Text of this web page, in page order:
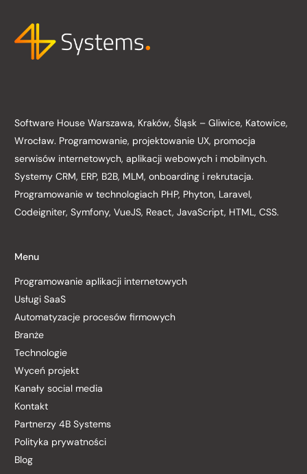
Software House Warszawa, Kraków, Śląsk – Gliwice, Katowice,
Wrocław. Programowanie, projektowanie UX, promocja
serwisów internetowych, aplikacji webowych i mobilnych.
Systemy CRM, ERP, B2B, MLM, onboarding i rekrutacja.
Programowanie w technologiach PHP, Phyton, Laravel,
Codeigniter, Symfony, VueJS, React, JavaScript, HTML, CSS.
Menu
Programowanie aplikacji internetowych
Usługi SaaS
Automatyzacje procesów firmowych
Branże
Technologie
Wyceń projekt
Kanały social media
Kontakt
Partnerzy 4B Systems
Polityka prywatności
Blog